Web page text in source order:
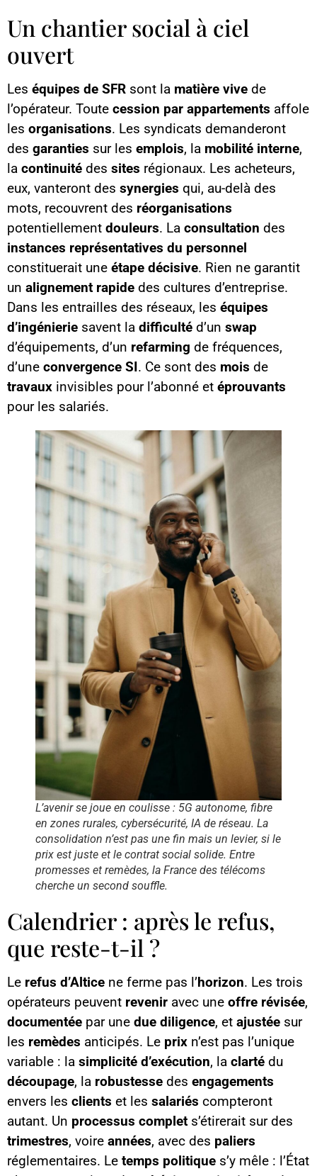
Un chantier social à ciel
ouvert
Les équipes de SFR sont la matière vive de
l’opérateur. Toute cession par appartements affole
les organisations. Les syndicats demanderont
des garanties sur les emplois, la mobilité interne,
la continuité des sites régionaux. Les acheteurs,
eux, vanteront des synergies qui, au-delà des
mots, recouvrent des réorganisations
potentiellement douleurs. La consultation des
instances représentatives du personnel
constituerait une étape décisive. Rien ne garantit
un alignement rapide des cultures d’entreprise.
Dans les entrailles des réseaux, les équipes
d’ingénierie savent la difficulté d’un swap
d’équipements, d’un refarming de fréquences,
d’une convergence SI. Ce sont des mois de
travaux invisibles pour l’abonné et éprouvants
pour les salariés.
L’avenir se joue en coulisse : 5G autonome, fibre
en zones rurales, cybersécurité, IA de réseau. La
consolidation n’est pas une fin mais un levier, si le
prix est juste et le contrat social solide. Entre
promesses et remèdes, la France des télécoms
cherche un second souffle.
Calendrier : après le refus,
que reste-t-il ?
Le refus d’Altice ne ferme pas l’horizon. Les trois
opérateurs peuvent revenir avec une offre révisée,
documentée par une due diligence, et ajustée sur
les remèdes anticipés. Le prix n’est pas l’unique
variable : la simplicité d’exécution, la clarté du
découpage, la robustesse des engagements
envers les clients et les salariés compteront
autant. Un processus complet s’étirerait sur des
trimestres, voire années, avec des paliers
réglementaires. Le temps politique s’y mêle : l’État